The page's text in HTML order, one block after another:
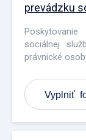
prevádzku
sociálnej
právnické
Vyplniť